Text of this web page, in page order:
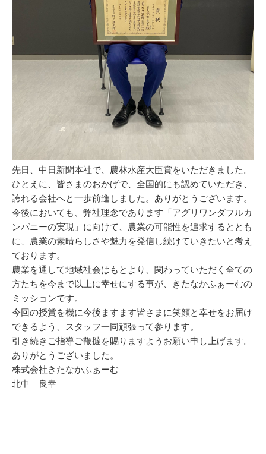
先日、中日新聞本社で、農林水産大臣賞をいただきました。
ひとえに、皆さまのおかげで、全国的にも認めていただき、
誇れる会社へと一歩前進しました。ありがとうございます。
今後においても、弊社理念であります「アグリワンダフルカ
ンパニーの実現」に向けて、農業の可能性を追求するととも
に、農業の素晴らしさや魅力を発信し続けていきたいと考え
ております。
農業を通して地域社会はもとより、関わっていただく全ての
方たちを今まで以上に幸せにする事が、きたなかふぁーむの
ミッションです。
今回の授賞を機に今後ますます皆さまに笑顔と幸せをお届け
できるよう、スタッフ一同頑張って参ります。
引き続きご指導ご鞭撻を賜りますようお願い申し上げます。
ありがとうございました。
株式会社きたなかふぁーむ
北中 良幸